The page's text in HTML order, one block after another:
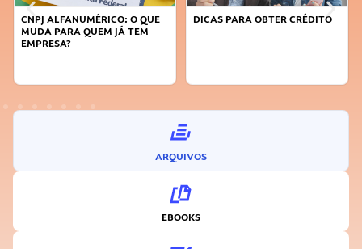
DICAS PARA OBTER CRÉDITO
FAÇA A DIFERENÇA: SEJA
ARQUIVOS
EBOOKS